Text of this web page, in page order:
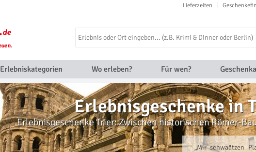
Lieferzeiten
Erlebniskategorien Wo erleben? Für wen?
Erlebnisgeschenke in
Erlebnisgeschenke Trier: Zwischen historischen Römer-
„Mir schwaätzen